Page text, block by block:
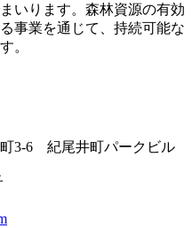
いります。森林資源の有効
事業を通じて、持続可能な
。
3-6 紀尾井町パークビル